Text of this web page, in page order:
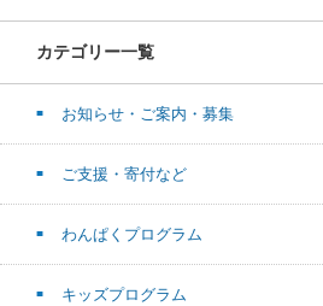
カテゴリー一覧
お知らせ・ご案内・募集
ご支援・寄付など
わんぱくプログラム
キッズプログラム